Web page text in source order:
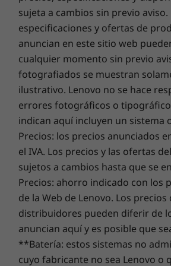
sutil y elegante.
Todo lo que necesitas
máximo
La velocidad y la eficiencia
vienen con el portátil
Peso
A partir de 1,79 kg
SOSTENIBILIDAD
Certificaciones/registros
ENERGY STAR®8.0
EPEAT®Gold, allí donde
* Visitawww.epeat.net para ver el estado del registro
OTRA INFORMACIÓN
Software preinstalado
Performancey prepárate para un
aumento en el rendimiento diario
una experiencia online fluida y
Este es el futuro de la excelencia
para tu nuevo dispositivo Lenovo.
Actualiza la garantía de
En Lenovo, todos los portátiles
de la batería de un año,
garantía de tu ordenador. Pero
cambio revolucionario:
Warranty de tres añosen
años de batería con una
comprar esta actualización con
el período de garantía de la
(si tu batería está en buen
tienes cubierto un cambio de
sujeta a cambios sin previo aviso.
especificaciones y ofertas de
anuncian en este sitio web
cualquier momento sin previo
fotografiados se muestran
ilustrativo. Lenovo no se hace
errores fotográficos o
indican aquí incluyen un sistema
Precios: los precios anunciados
el IVA. Los precios y las ofertas
sujetos a cambios hasta que se
Precios: ahorro indicado con los
de la Web de Lenovo. Los precios
distribuidores pueden diferir de
anuncian aquí y es posible que
**Batería: estos sistemas no
cuyo fabricante no sea Lenovo o